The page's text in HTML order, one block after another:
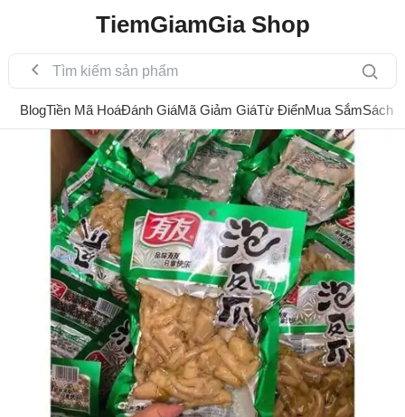
TiemGiamGia Shop
BlogTiền Mã HoáĐánh GiáMã Giảm GiáTừ ĐiểnMua SắmSách